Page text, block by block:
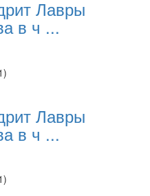
Лавры
в ч ...
Лавры
в ч ...